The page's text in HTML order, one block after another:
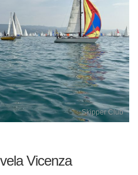
Skipper Club
Vicenza